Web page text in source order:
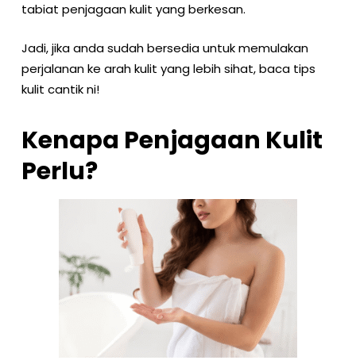
tabiat penjagaan kulit yang berkesan.
Jadi, jika anda sudah bersedia untuk memulakan
perjalanan ke arah kulit yang lebih sihat, baca tips
kulit cantik ni!
Kenapa Penjagaan Kulit
Perlu?